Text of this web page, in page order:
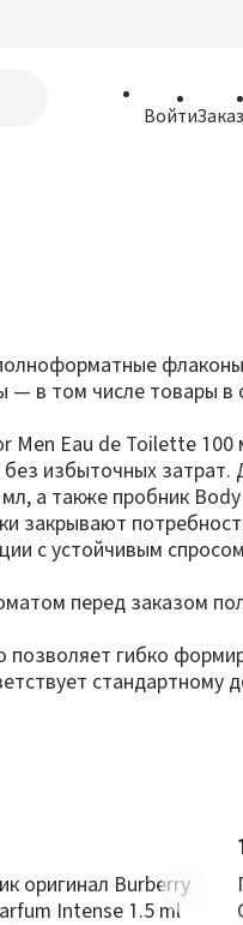
Войти
— в том числе товары
Men Eau de Toilette 100
избыточных затрат.
а также пробник
закрывают
с устойчивым
перед заказом
гибко
стандартному
оригинал Burberry
Intense 1.5 ml